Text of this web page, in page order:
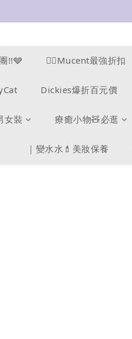
!!🩶 ❤️‍🔥Mucent最強折扣
Dickies爆折百元價
女裝 療癒小物🧸必逛
｜變水水💄美妝保養